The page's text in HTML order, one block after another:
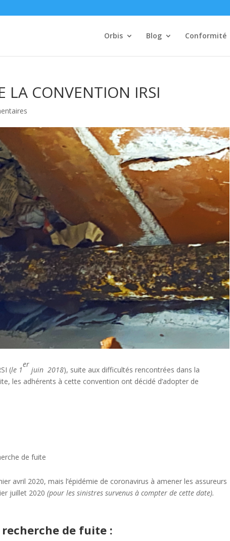
Orbis Blog Conformité
LA CONVENTION IRSI
(le 1
er
juin 2018), suite aux difficultés rencontrées dans la
les adhérents à cette convention ont décidé d’adopter de
de fuite
avril 2020, mais l’épidémie de coronavirus à amener les assureurs
juillet 2020 (pour les sinistres survenus à compter de cette date).
de fuite :